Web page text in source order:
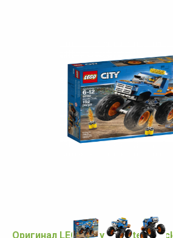
Оригинал LEGO City Monster